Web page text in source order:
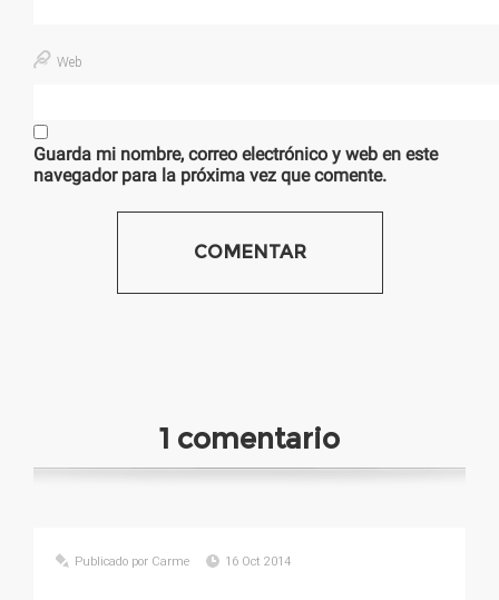
Web
Guarda mi nombre, correo electrónico y web en este
navegador para la próxima vez que comente.
1 comentario
Publicado por Carme 16 Oct 2014